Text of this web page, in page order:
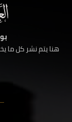
هنا يتم نشر كل ما